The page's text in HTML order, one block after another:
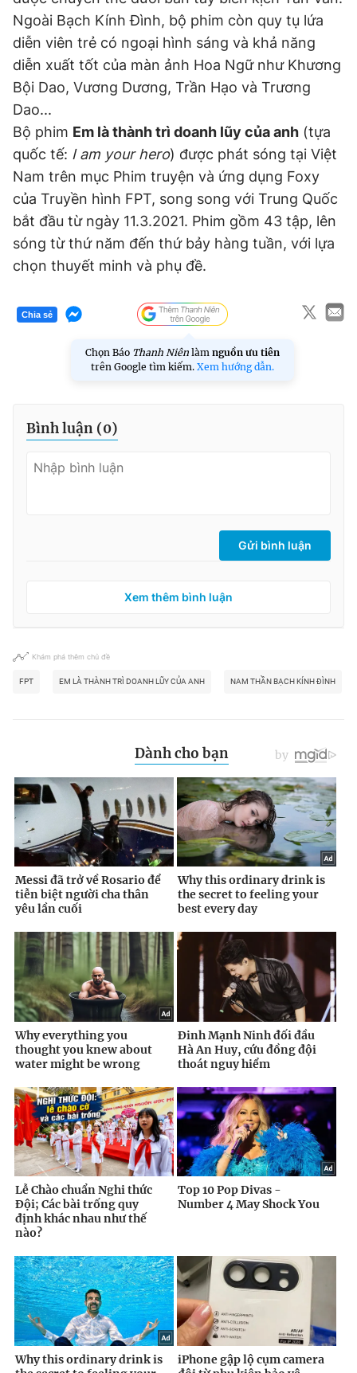
Ngoài Bạch Kính Đình, bộ phim còn quy tụ lứa
diễn viên trẻ có ngoại hình sáng và khả năng
diễn xuất tốt của màn ảnh Hoa Ngữ như Khương
Bội Dao, Vương Dương, Trần Hạo và Trương
Dao...
Bộ phim Em là thành trì doanh lũy của anh (tựa
quốc tế: I am your hero) được phát sóng tại Việt
Nam trên mục Phim truyện và ứng dụng Foxy
của Truyền hình FPT, song song với Trung Quốc
bắt đầu từ ngày 11.3.2021. Phim gồm 43 tập, lên
sóng từ thứ năm đến thứ bảy hàng tuần, với lựa
chọn thuyết minh và phụ đề.
Chia sẻ
Chọn Báo Thanh Niên làm nguồn ưu tiên
trên Google tìm kiếm. Xem hướng dẫn.
Bình luận (0)
Gửi bình luận
Xem thêm bình luận
Khám phá thêm chủ đề
FPT EM LÀ THÀNH TRÌ DOANH LŨY CỦA ANH NAM THẦN BẠCH KÍNH ĐÌNH